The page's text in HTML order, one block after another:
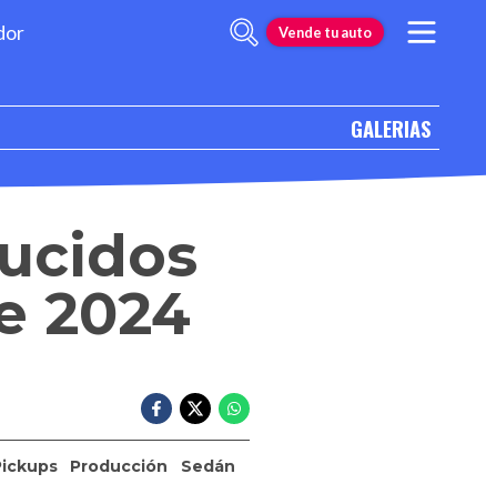
Vende tu auto
GALERIAS
2024
Producción
Sedán